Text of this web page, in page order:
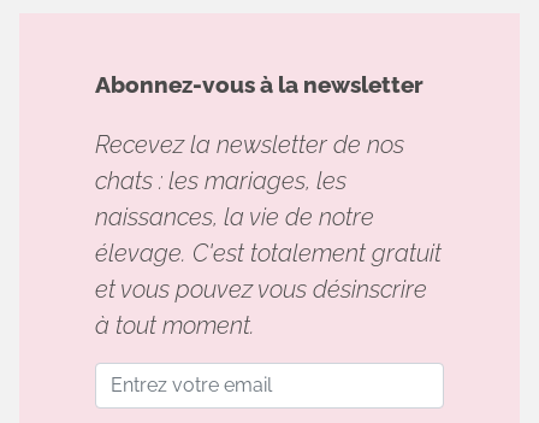
Abonnez-vous à la newsletter
Recevez la newsletter de nos
chats : les mariages, les
naissances, la vie de notre
élevage. C'est totalement gratuit
et vous pouvez vous désinscrire
à tout moment.